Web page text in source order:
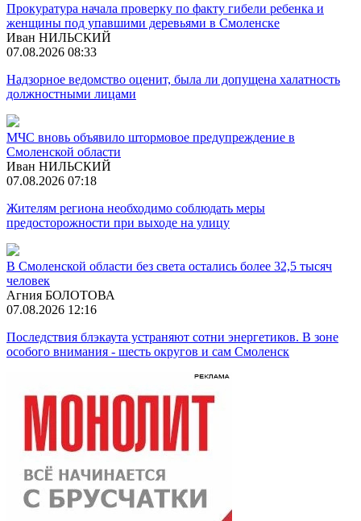
Прокуратура начала проверку по факту гибели ребенка и
женщины под упавшими деревьями в Смоленске
Иван НИЛЬСКИЙ
07.08.2026 08:33
Надзорное ведомство оценит, была ли допущена халатность
должностными лицами
МЧС вновь объявило штормовое предупреждение в
Смоленской области
Иван НИЛЬСКИЙ
07.08.2026 07:18
Жителям региона необходимо соблюдать меры
предосторожности при выходе на улицу
В Смоленской области без света остались более 32,5 тысяч
человек
Агния БОЛОТОВА
07.08.2026 12:16
Последствия блэкаута устраняют сотни энергетиков. В зоне
особого внимания - шесть округов и сам Смоленск